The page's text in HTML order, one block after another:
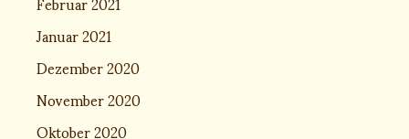
Januar 2021
Dezember 2020
November 2020